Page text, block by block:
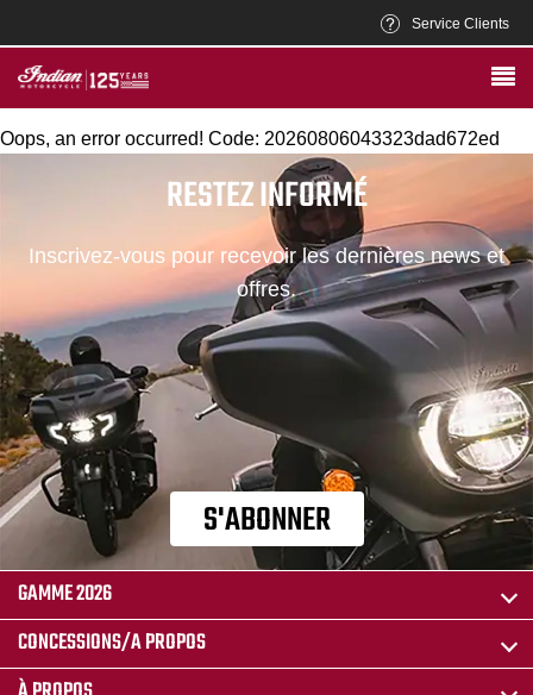
Service Clients
Oops, an error occurred! Code: 20260806043323dad672ed
RESTEZ INFORMÉ
Inscrivez-vous pour recevoir les dernières news et
offres.
S'ABONNER
GAMME 2026
CONCESSIONS/A PROPOS